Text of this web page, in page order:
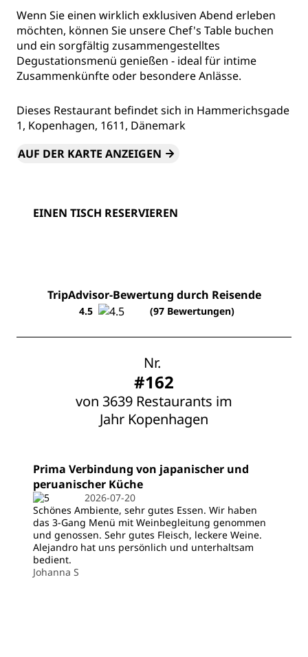
Wenn Sie einen wirklich exklusiven Abend erleben
möchten, können Sie unsere Chef's Table buchen
und ein sorgfältig zusammengestelltes
Degustationsmenü genießen - ideal für intime
Zusammenkünfte oder besondere Anlässe.
Dieses Restaurant befindet sich in Hammerichsgade
1, Kopenhagen, 1611, Dänemark
AUF DER KARTE ANZEIGEN
EINEN TISCH RESERVIEREN
TripAdvisor-Bewertung durch Reisende
4.5 (97 Bewertungen)
Nr.
#162
von 3639 Restaurants im
Jahr Kopenhagen
Prima Verbindung von japanischer und
peruanischer Küche
2026-07-20
Schönes Ambiente, sehr gutes Essen. Wir haben
das 3-Gang Menü mit Weinbegleitung genommen
und genossen. Sehr gutes Fleisch, leckere Weine.
Alejandro hat uns persönlich und unterhaltsam
bedient.
Johanna S